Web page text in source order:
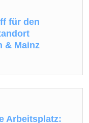
für den
& Mainz
Arbeitsplatz: